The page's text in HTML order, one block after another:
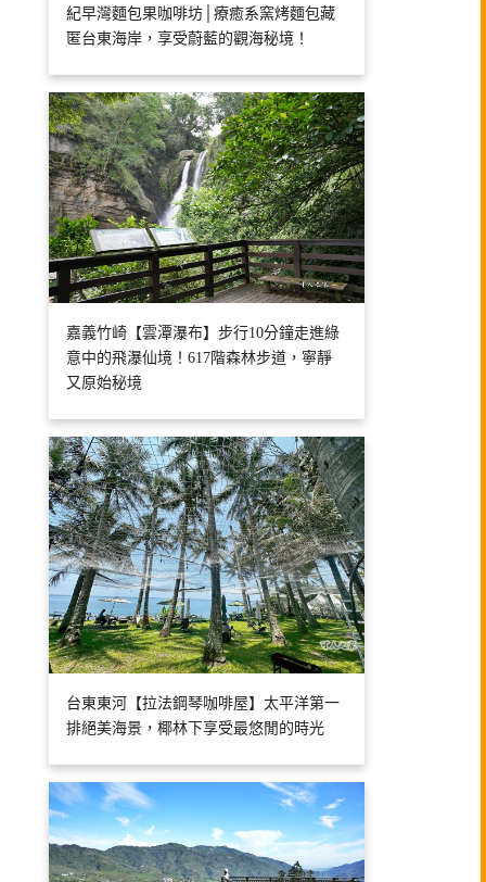
紀早灣麵包果咖啡坊│療癒系窯烤麵包藏
匿台東海岸，享受蔚藍的觀海秘境！
嘉義竹崎【雲潭瀑布】步行10分鐘走進綠
意中的飛瀑仙境！617階森林步道，寧靜
又原始秘境
台東東河【拉法鋼琴咖啡屋】太平洋第一
排絕美海景，椰林下享受最悠閒的時光